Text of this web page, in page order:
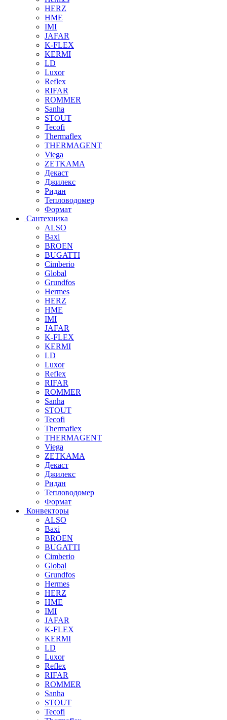
HERZ
HME
IMI
JAFAR
K-FLEX
KERMI
LD
Luxor
Reflex
RIFAR
ROMMER
Sanha
STOUT
Tecofi
Thermaflex
THERMAGENT
Viega
ZETKAMA
Декаст
Джилекс
Ридан
Тепловодомер
Формат
Сантехника
ALSO
Baxi
BROEN
BUGATTI
Cimberio
Global
Grundfos
Hermes
HERZ
HME
IMI
JAFAR
K-FLEX
KERMI
LD
Luxor
Reflex
RIFAR
ROMMER
Sanha
STOUT
Tecofi
Thermaflex
THERMAGENT
Viega
ZETKAMA
Декаст
Джилекс
Ридан
Тепловодомер
Формат
Конвекторы
ALSO
Baxi
BROEN
BUGATTI
Cimberio
Global
Grundfos
Hermes
HERZ
HME
IMI
JAFAR
K-FLEX
KERMI
LD
Luxor
Reflex
RIFAR
ROMMER
Sanha
STOUT
Tecofi